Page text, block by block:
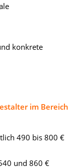
konkrete
im Bereich
490 bis 800 €
und 860 €